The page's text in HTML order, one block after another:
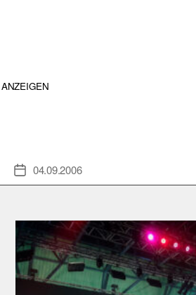
ANZEIGEN
Veröffentlichungsdatum
04.09.2006